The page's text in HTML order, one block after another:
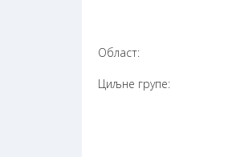
Област:
Циљне групе: